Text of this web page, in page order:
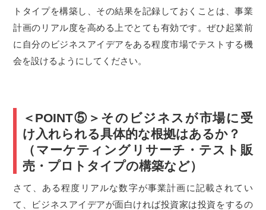
トタイプを構築し、その結果を記録しておくことは、事業
計画のリアル度を高める上でとても有効です。ぜひ起業前
に自分のビジネスアイデアをある程度市場でテストする機
会を設けるようにしてください。
＜POINT⑤＞そのビジネスが市場に受
け入れられる具体的な根拠はあるか？
（マーケティングリサーチ・テスト販
売・プロトタイプの構築など）
さて、ある程度リアルな数字が事業計画に記載されてい
て、ビジネスアイデアが面白ければ投資家は投資をするの